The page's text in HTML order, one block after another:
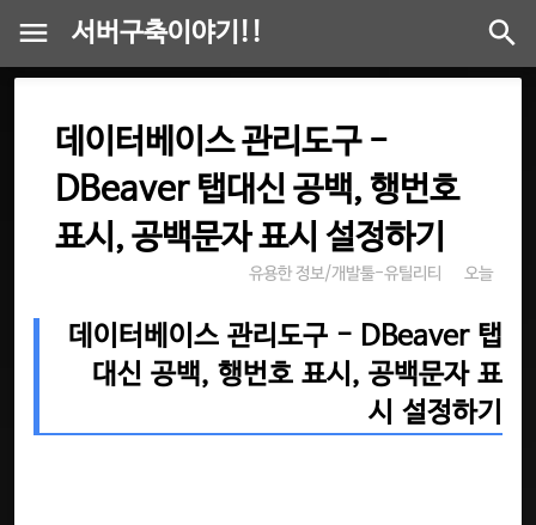
서버구축이야기!!
데이터베이스 관리도구 -
DBeaver 탭대신 공백, 행번호
표시, 공백문자 표시 설정하기
유용한 정보/개발툴-유틸리티 오늘
데이터베이스 관리도구 - DBeaver 탭
대신 공백, 행번호 표시, 공백문자 표
시 설정하기